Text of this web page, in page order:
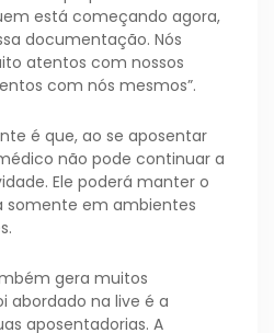
está começando agora,
documentação. Nós
atentos com nossos
com nós mesmos”.
é que, ao se aposentar
não pode continuar a
Ele poderá manter o
somente em ambientes
gera muitos
abordado na live é a
aposentadorias. A